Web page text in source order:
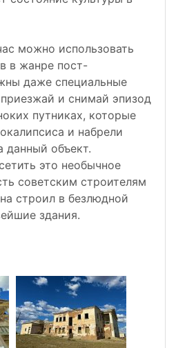
можно использовать
в жанре пост-
даже специальные
и снимай эпизод
путниках, которые
и набрели
данный объект.
это необычное
советским строителям
строил в безлюдной
здания.